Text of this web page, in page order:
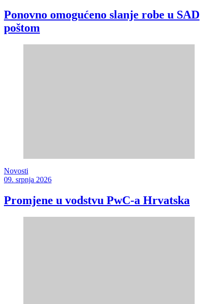
Ponovno omogućeno slanje robe u SAD
poštom
Novosti
09. srpnja 2026
Promjene u vodstvu PwC-a Hrvatska